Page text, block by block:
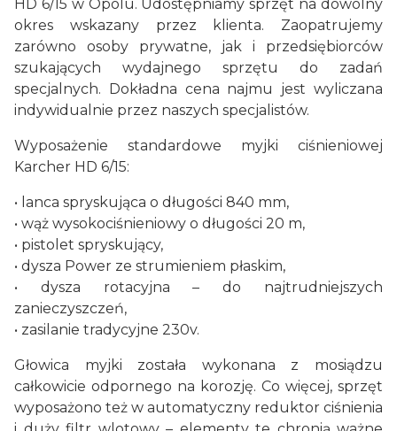
HD 6/15 w Opolu. Udostępniamy sprzęt na dowolny
okres wskazany przez klienta. Zaopatrujemy
zarówno osoby prywatne, jak i przedsiębiorców
szukających wydajnego sprzętu do zadań
specjalnych. Dokładna cena najmu jest wyliczana
indywidualnie przez naszych specjalistów.
Wyposażenie standardowe myjki ciśnieniowej
Karcher HD 6/15:
• lanca spryskująca o długości 840 mm,
• wąż wysokociśnieniowy o długości 20 m,
• pistolet spryskujący,
• dysza Power ze strumieniem płaskim,
• dysza rotacyjna – do najtrudniejszych
zanieczyszczeń,
• zasilanie tradycyjne 230v.
Głowica myjki została wykonana z mosiądzu
całkowicie odpornego na korozję. Co więcej, sprzęt
wyposażono też w automatyczny reduktor ciśnienia